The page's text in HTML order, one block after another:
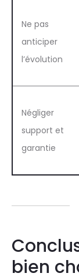
Ne pas
anticiper
l’évolution
Négliger
support et
garantie
bien